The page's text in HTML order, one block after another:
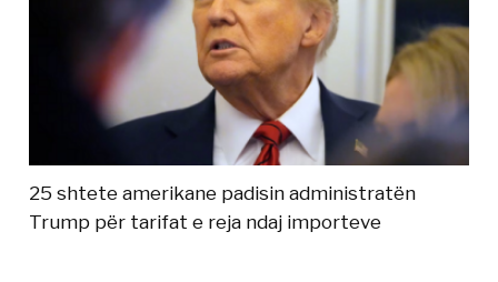
25 shtete amerikane padisin administratën
Trump për tarifat e reja ndaj importeve